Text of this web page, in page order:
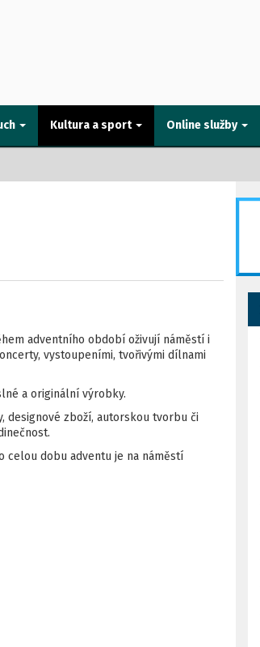
Kultura a sport Online služby
adventního období oživují náměstí i
vystoupeními, tvořivými dílnami
a originální výrobky.
designové zboží, autorskou tvorbu či
celou dobu adventu je na náměstí